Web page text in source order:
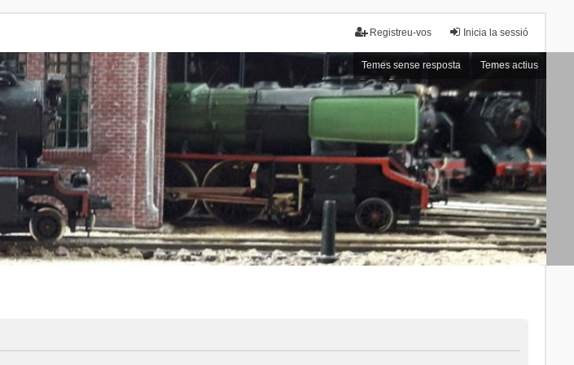
Inicia la sessió
Registreu-vos
Temes sense resposta Temes actius